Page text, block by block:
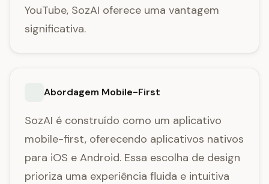
YouTube, SozAI oferece uma vantagem
significativa.
Abordagem Mobile-First
SozAI é construído como um aplicativo
mobile-first, oferecendo aplicativos nativos
para iOS e Android. Essa escolha de design
prioriza uma experiência fluida e intuitiva